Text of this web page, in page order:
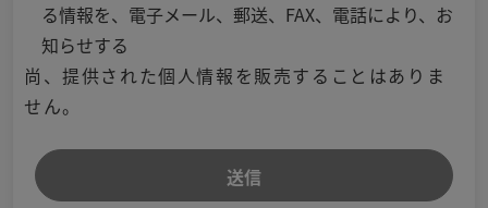
る情報を、電子メール、郵送、FAX、電話により、お
知らせする
尚、提供された個人情報を販売することはありま
せん。